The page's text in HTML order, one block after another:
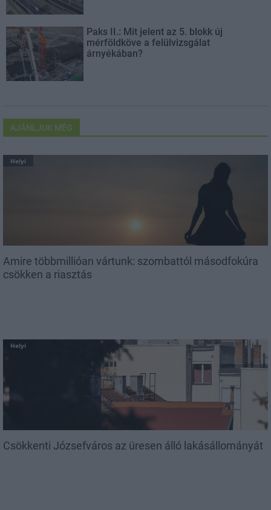
Paks II.: Mit jelent az 5. blokk új
mérföldköve a felülvizsgálat
árnyékában?
AJÁNLJUK MÉG
Helyi
Amire többmillióan vártunk: szombattól másodfokúra
csökken a riasztás
Helyi
Csökkenti Józsefváros az üresen álló lakásállományát